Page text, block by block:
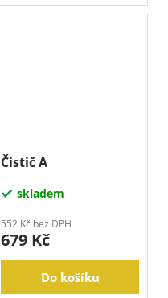
Čistič A
skladem
552 Kč bez DPH
679 Kč
Do košíku